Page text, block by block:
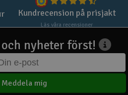
Kundrecension på prisjakt
Läs våra recensioner
nyheter först!
Meddela mig